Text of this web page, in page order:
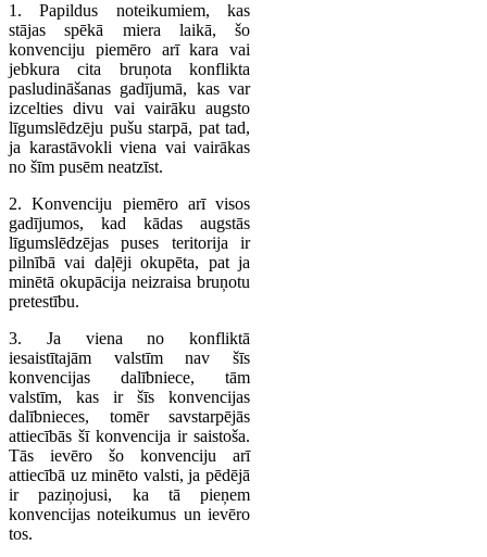
1. Papildus noteikumiem, kas
stājas spēkā miera laikā, šo
konvenciju piemēro arī kara vai
jebkura cita bruņota konflikta
pasludināšanas gadījumā, kas var
izcelties divu vai vairāku augsto
līgumslēdzēju pušu starpā, pat tad,
ja karastāvokli viena vai vairākas
no šīm pusēm neatzīst.
2. Konvenciju piemēro arī visos
gadījumos, kad kādas augstās
līgumslēdzējas puses teritorija ir
pilnībā vai daļēji okupēta, pat ja
minētā okupācija neizraisa bruņotu
pretestību.
3. Ja viena no konfliktā
iesaistītajām valstīm nav šīs
konvencijas dalībniece, tām
valstīm, kas ir šīs konvencijas
dalībnieces, tomēr savstarpējās
attiecībās šī konvencija ir saistoša.
Tās ievēro šo konvenciju arī
attiecībā uz minēto valsti, ja pēdējā
ir paziņojusi, ka tā pieņem
konvencijas noteikumus un ievēro
tos.